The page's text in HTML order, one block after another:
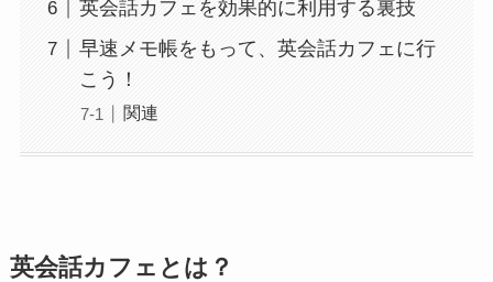
英会話カフェを効果的に利用する裏技
早速メモ帳をもって、英会話カフェに行
こう！
関連
英会話カフェとは？